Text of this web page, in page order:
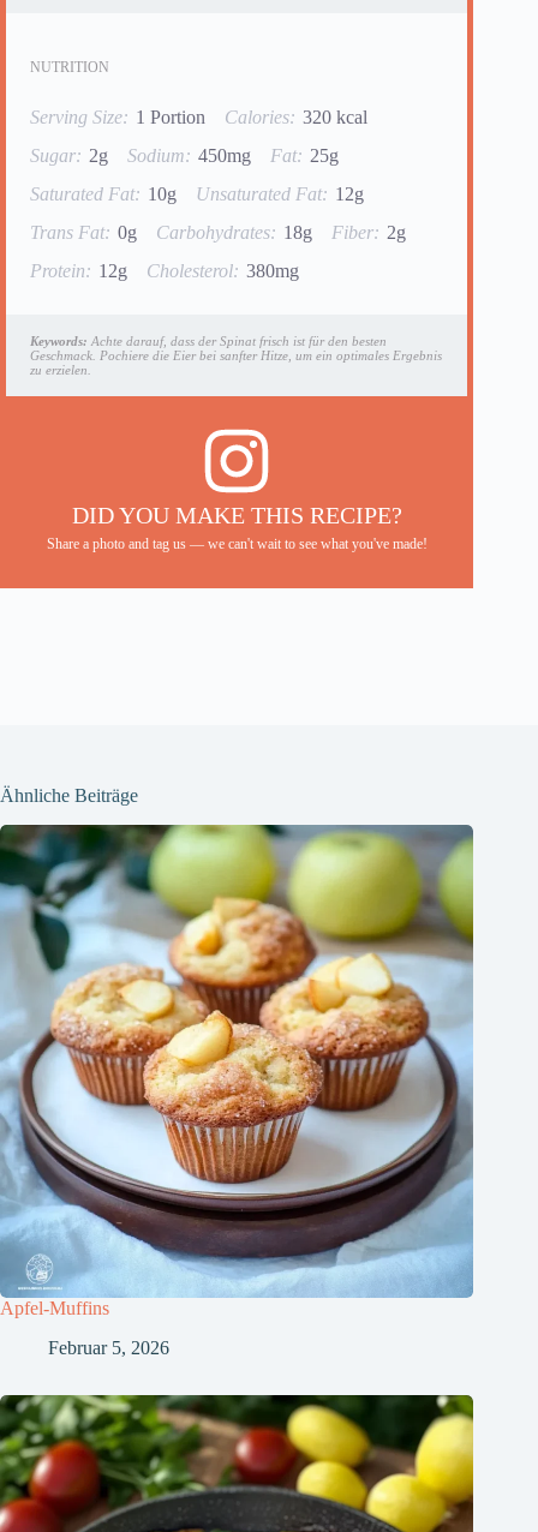
NUTRITION
Serving Size: 1 Portion Calories: 320 kcal
Sugar: 2g Sodium: 450mg Fat: 25g
Saturated Fat: 10g Unsaturated Fat: 12g
Trans Fat: 0g Carbohydrates: 18g Fiber: 2g
Protein: 12g Cholesterol: 380mg
Keywords: Achte darauf, dass der Spinat frisch ist für den besten
Geschmack. Pochiere die Eier bei sanfter Hitze, um ein optimales Ergebnis
zu erzielen.
DID YOU MAKE THIS RECIPE?
Share a photo and tag us — we can't wait to see what you've made!
Ähnliche Beiträge
Apfel-Muffins
Februar 5, 2026